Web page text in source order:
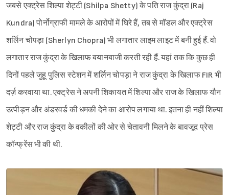
जबसे एक्ट्रेस शिल्पा शेट्टी (Shilpa Shetty) के पति राज कुंद्रा (Raj
Kundra) पोर्नोग्राफी मामले के आरोपों में घिरे हैं, तब से मॉडल और एक्ट्रेस
शर्लिन चोपड़ा (Sherlyn Chopra) भी लगातार लाइम लाइट में बनी हुई हैं. वो
लगातार राज कुंद्रा के खिलाफ बयानबाजी करती रही हैं. यहां तक कि कुछ ही
दिनों पहले जुहू पुलिस स्टेशन में शर्लिन चोपड़ा ने राज कुंद्रा के खिलाफ FIR भी
दर्ज़ करवाया था. एक्ट्रेस ने अपनी शिकायत में शिल्पा और राज के खिलाफ यौन
उत्पीड़न और अंडरवर्ड की धमकी देने का आरोप लगाया था. इतना ही नहीं शिल्पा
शेट्टी और राज कुंद्रा के वकीलों की ओर से चेतावनी मिलने के बावजूद प्रेस
कॉन्फ्रेंस भी की थी.